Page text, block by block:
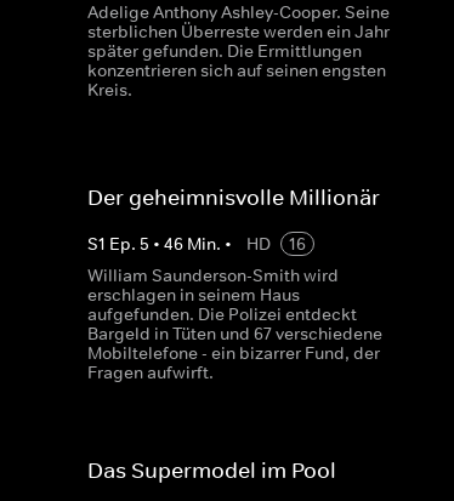
Adelige Anthony Ashley-Cooper. Seine
sterblichen Überreste werden ein Jahr
später gefunden. Die Ermittlungen
konzentrieren sich auf seinen engsten
Kreis.
Der geheimnisvolle Millionär
S1 Ep. 5 • 46 Min. • HD
16
William Saunderson-Smith wird
erschlagen in seinem Haus
aufgefunden. Die Polizei entdeckt
Bargeld in Tüten und 67 verschiedene
Mobiltelefone - ein bizarrer Fund, der
Fragen aufwirft.
Das Supermodel im Pool